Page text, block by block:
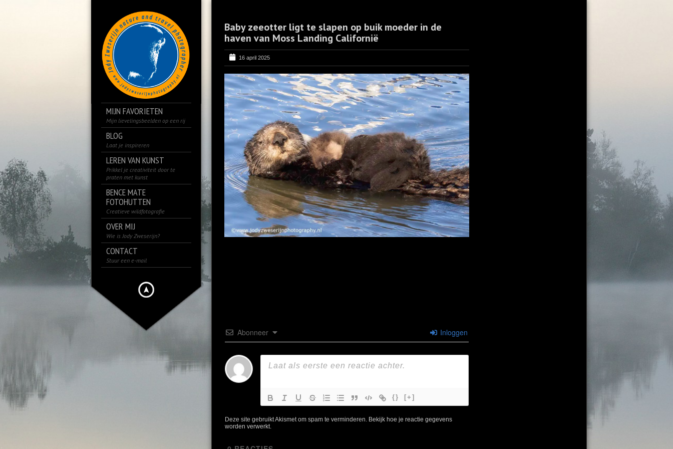
MIJN FAVORIETEN
Mijn lievelingsbeelden op een rij
BLOG
Laat je inspireren
LEREN VAN KUNST
Prikkel je creativiteit door te
praten met kunst
BENCE MATE
FOTOHUTTEN
Creatieve wildfotografie
OVER MIJ
Wie is Jody Zweserijn?
CONTACT
Stuur een e-mail
Baby zeeotter ligt te slapen op buik moeder in de
haven van Moss Landing Californië
16 april 2025
Abonneer Inloggen
{} [+]
Deze site gebruikt Akismet om spam te verminderen. Bekijk hoe je reactie gegevens
worden verwerkt.